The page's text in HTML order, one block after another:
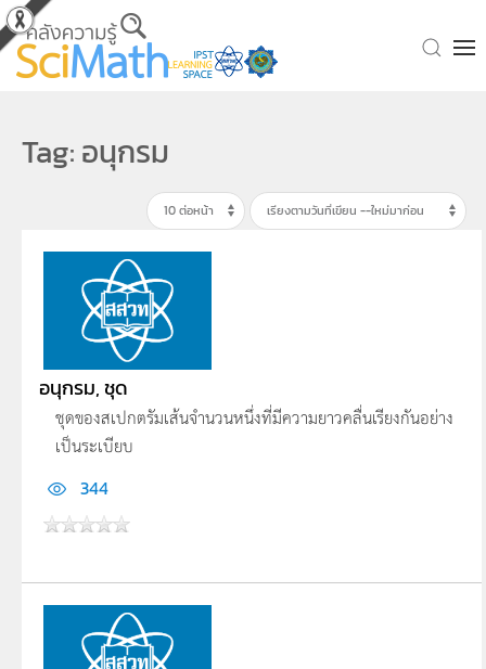
Skip to main content
Tag: อนุกรม
อนุกรม, ชุด
ชุดของสเปกตรัมเส้นจำนวนหนึ่งที่มีความยาวคลื่นเรียงกันอย่าง
เป็นระเบียบ
344